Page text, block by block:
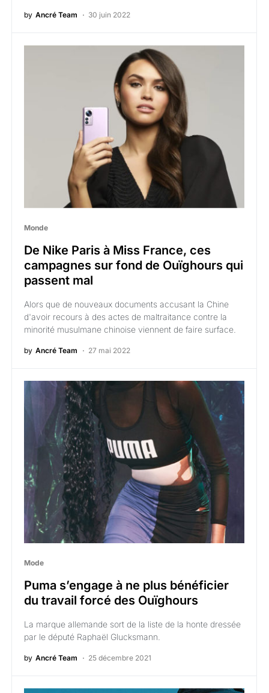
by Ancré Team 30 juin 2022
Monde
De Nike Paris à Miss France, ces
campagnes sur fond de Ouïghours qui
passent mal
Alors que de nouveaux documents accusant la Chine
d'avoir recours à des actes de maltraitance contre la
minorité musulmane chinoise viennent de faire surface.
by Ancré Team 27 mai 2022
Mode
Puma s’engage à ne plus bénéficier
du travail forcé des Ouïghours
La marque allemande sort de la liste de la honte dressée
par le député Raphaël Glucksmann.
by Ancré Team 25 décembre 2021